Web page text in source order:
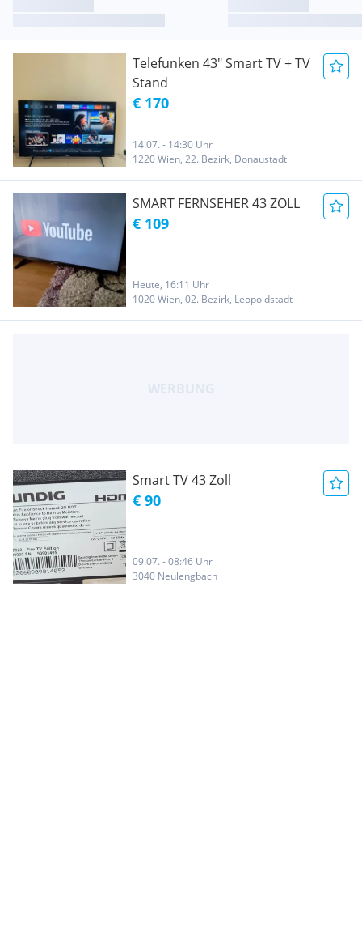
Telefunken 43" Smart TV + TV
Stand
€ 170
14.07. - 14:30 Uhr
1220 Wien, 22. Bezirk, Donaustadt
SMART FERNSEHER 43 ZOLL
€ 109
Heute, 16:11 Uhr
1020 Wien, 02. Bezirk, Leopoldstadt
Smart TV 43 Zoll
€ 90
09.07. - 08:46 Uhr
3040 Neulengbach